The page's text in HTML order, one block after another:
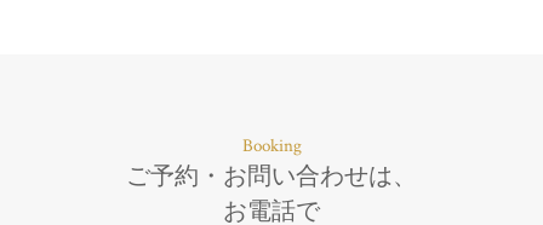
Booking
ご予約・お問い合わせは、
お電話で